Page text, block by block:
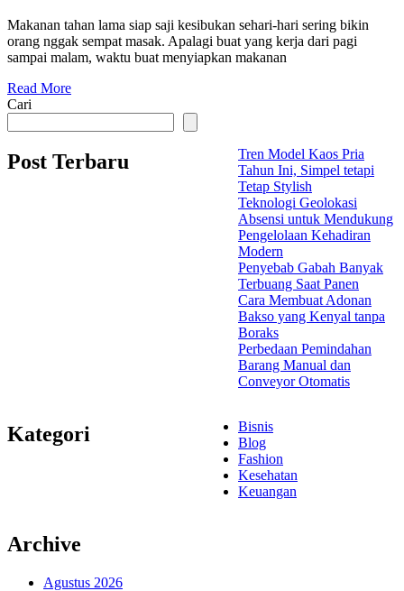
Makanan tahan lama siap saji kesibukan sehari-hari sering bikin
orang nggak sempat masak. Apalagi buat yang kerja dari pagi
sampai malam, waktu buat menyiapkan makanan
Read More
Cari
Post Terbaru
Tren Model Kaos Pria
Tahun Ini, Simpel tetapi
Tetap Stylish
Teknologi Geolokasi
Absensi untuk Mendukung
Pengelolaan Kehadiran
Modern
Penyebab Gabah Banyak
Terbuang Saat Panen
Cara Membuat Adonan
Bakso yang Kenyal tanpa
Boraks
Perbedaan Pemindahan
Barang Manual dan
Conveyor Otomatis
Kategori
Bisnis
Blog
Fashion
Kesehatan
Keuangan
Archive
Agustus 2026